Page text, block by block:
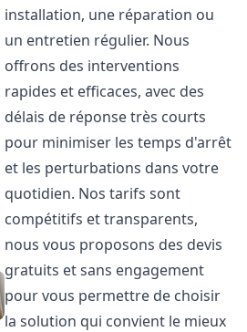
installation, une réparation ou
un entretien régulier. Nous
offrons des interventions
rapides et efficaces, avec des
délais de réponse très courts
pour minimiser les temps d'arrêt
et les perturbations dans votre
quotidien. Nos tarifs sont
compétitifs et transparents,
nous vous proposons des devis
gratuits et sans engagement
pour vous permettre de choisir
la solution qui convient le mieux